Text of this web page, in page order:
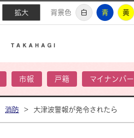
拡大 背景色 白 青 黄
市報 戸籍 マイナンバー
消防 > 大津波警報が発令されたら